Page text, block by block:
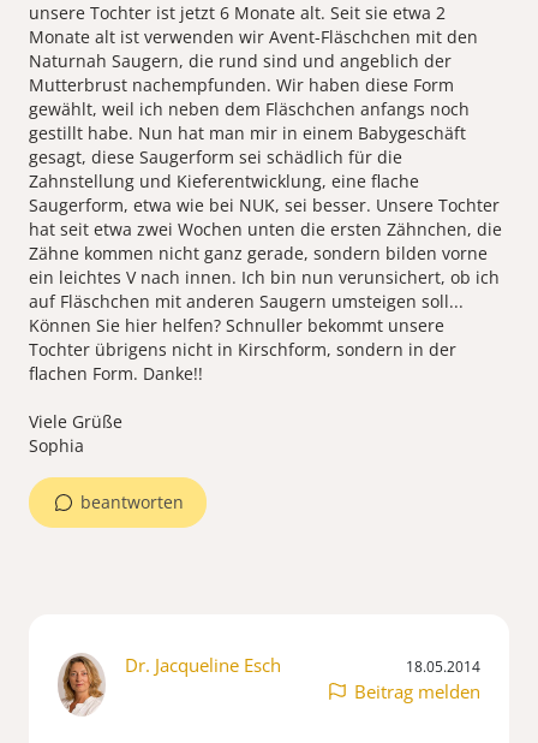
unsere Tochter ist jetzt 6 Monate alt. Seit sie etwa 2
Monate alt ist verwenden wir Avent-Fläschchen mit den
Naturnah Saugern, die rund sind und angeblich der
Mutterbrust nachempfunden. Wir haben diese Form
gewählt, weil ich neben dem Fläschchen anfangs noch
gestillt habe. Nun hat man mir in einem Babygeschäft
gesagt, diese Saugerform sei schädlich für die
Zahnstellung und Kieferentwicklung, eine flache
Saugerform, etwa wie bei NUK, sei besser. Unsere Tochter
hat seit etwa zwei Wochen unten die ersten Zähnchen, die
Zähne kommen nicht ganz gerade, sondern bilden vorne
ein leichtes V nach innen. Ich bin nun verunsichert, ob ich
auf Fläschchen mit anderen Saugern umsteigen soll...
Können Sie hier helfen? Schnuller bekommt unsere
Tochter übrigens nicht in Kirschform, sondern in der
flachen Form. Danke!!
Viele Grüße
Sophia
beantworten
Dr. Jacqueline Esch 18.05.2014
Beitrag melden